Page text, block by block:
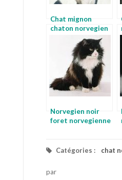
Chat mignon
chaton norvegien
Norvegien noir
foret norvegienne
Catégories : chat
par